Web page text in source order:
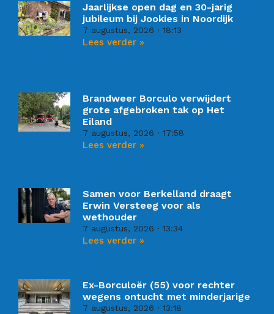
Jaarlijkse open dag en 30-jarig
jubileum bij Jookies in Noordijk
7 augustus, 2026 18:13
Lees verder »
Brandweer Borculo verwijdert
grote afgebroken tak op Het
Eiland
7 augustus, 2026 17:58
Lees verder »
Samen voor Berkelland draagt
Erwin Versteeg voor als
wethouder
7 augustus, 2026 13:34
Lees verder »
Ex-Borculoër (55) voor rechter
wegens ontucht met minderjarige
7 augustus, 2026 13:18